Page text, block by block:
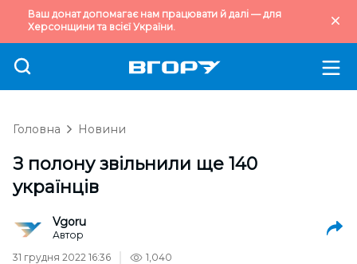
Ваш донат допомагає нам працювати й далі — для
Херсонщини та всієї України.
Головна Новини
З полону звільнили ще 140
українців
Vgoru
Автор
31 грудня 2022 16:36
1,040